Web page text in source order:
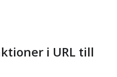
i URL till